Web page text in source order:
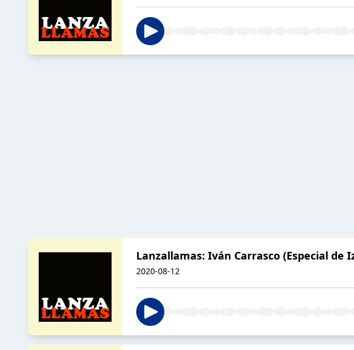
Lanzallamas: Iván Carrasco (Especial de
2020-08-12